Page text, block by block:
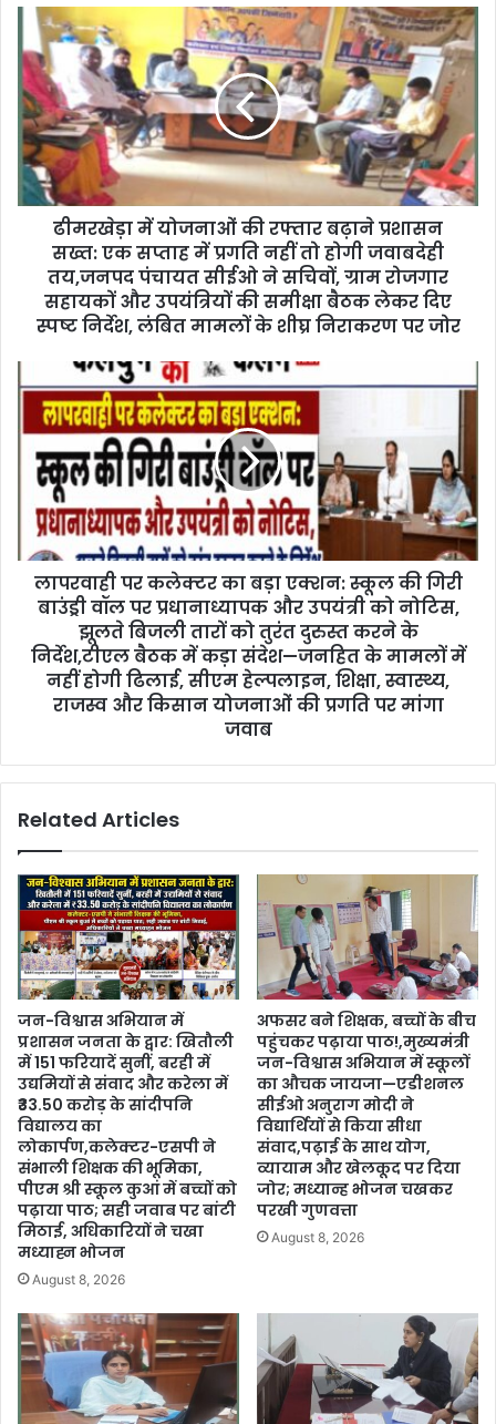
m
a
a
d
ढीमरखेड़ा में योजनाओं की रफ्तार बढ़ाने प्रशासन
सख्त: एक सप्ताह में प्रगति नहीं तो होगी जवाबदेही
तय,जनपद पंचायत सीईओ ने सचिवों, ग्राम रोजगार
सहायकों और उपयंत्रियों की समीक्षा बैठक लेकर दिए
स्पष्ट निर्देश, लंबित मामलों के शीघ्र निराकरण पर जोर
लापरवाही पर कलेक्टर का बड़ा एक्शन: स्कूल की गिरी
बाउंड्री वॉल पर प्रधानाध्यापक और उपयंत्री को नोटिस,
झूलते बिजली तारों को तुरंत दुरुस्त करने के
निर्देश,टीएल बैठक में कड़ा संदेश—जनहित के मामलों में
नहीं होगी ढिलाई, सीएम हेल्पलाइन, शिक्षा, स्वास्थ्य,
राजस्व और किसान योजनाओं की प्रगति पर मांगा
जवाब
Related Articles
जन-विश्वास अभियान में
प्रशासन जनता के द्वार: खितौली
में 151 फरियादें सुनीं, बरही में
उद्यमियों से संवाद और करेला में
₹33.50 करोड़ के सांदीपनि
विद्यालय का
लोकार्पण,कलेक्टर-एसपी ने
संभाली शिक्षक की भूमिका,
पीएम श्री स्कूल कुआं में बच्चों को
पढ़ाया पाठ; सही जवाब पर बांटी
मिठाई, अधिकारियों ने चखा
मध्याह्न भोजन
August 8, 2026
अफसर बने शिक्षक, बच्चों के बीच
पहुंचकर पढ़ाया पाठ!,मुख्यमंत्री
जन-विश्वास अभियान में स्कूलों
का औचक जायजा—एडीशनल
सीईओ अनुराग मोदी ने
विद्यार्थियों से किया सीधा
संवाद,पढ़ाई के साथ योग,
व्यायाम और खेलकूद पर दिया
जोर; मध्यान्ह भोजन चखकर
परखी गुणवत्ता
August 8, 2026